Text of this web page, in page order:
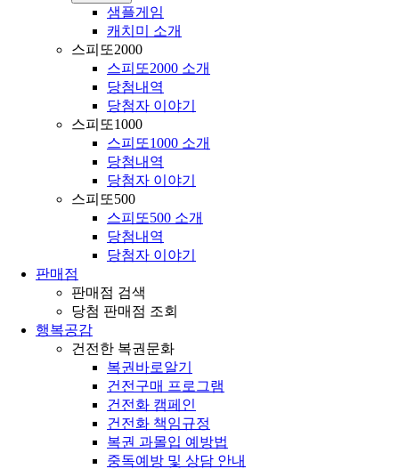
샘플게임
캐치미 소개
스피또2000
스피또2000 소개
당첨내역
당첨자 이야기
스피또1000
스피또1000 소개
당첨내역
당첨자 이야기
스피또500
스피또500 소개
당첨내역
당첨자 이야기
판매점
판매점 검색
당첨 판매점 조회
행복공감
건전한 복권문화
복권바로알기
건전구매 프로그램
건전화 캠페인
건전화 책임규정
복권 과몰입 예방법
중독예방 및 상담 안내